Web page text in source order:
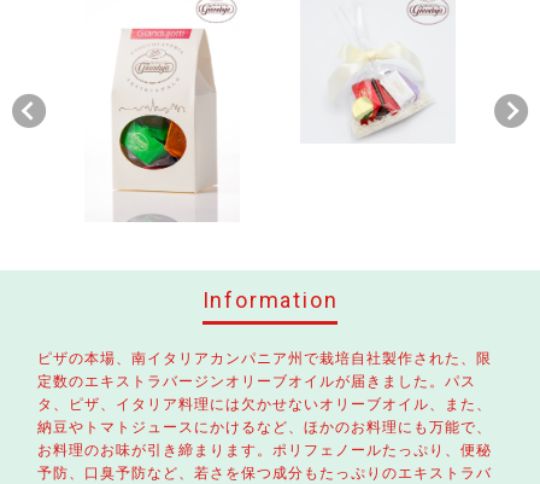
Information
ピザの本場、南イタリアカンパニア州で栽培自社製作された、限
定数のエキストラバージンオリーブオイルが届きました。パス
タ、ピザ、イタリア料理には欠かせないオリーブオイル、また、
納豆やトマトジュースにかけるなど、ほかのお料理にも万能で、
お料理のお味が引き締まります。ポリフェノールたっぷり、便秘
予防、口臭予防など、若さを保つ成分もたっぷりのエキストラバ